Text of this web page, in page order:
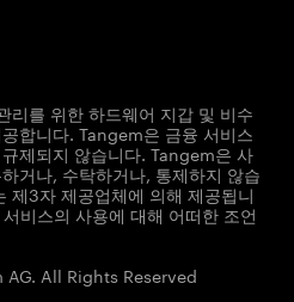
리를 위한 하드웨어 지갑 및 비수
합니다. Tangem은 금융 서비스
제되지 않습니다. Tangem은 사
거나, 수탁하거나, 통제하지 않습
제3자 제공업체에 의해 제공됩니
비스의 사용에 대해 어떠한 조언